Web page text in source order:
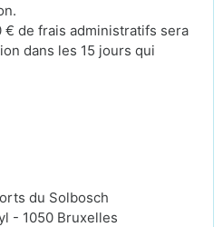
€ de frais administratifs sera
dans les 15 jours qui
du Solbosch
- 1050 Bruxelles